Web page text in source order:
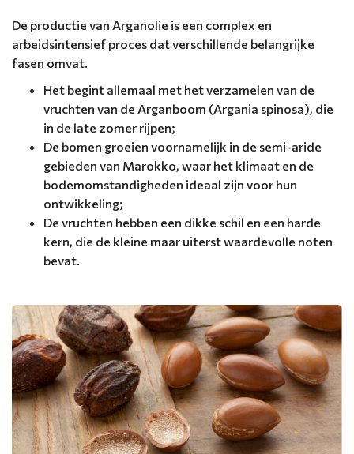
De productie van Arganolie is een complex en
arbeidsintensief proces dat verschillende belangrijke
fasen omvat.
Het begint allemaal met het verzamelen van de
vruchten van de Arganboom (Argania spinosa), die
in de late zomer rijpen;
De bomen groeien voornamelijk in de semi-aride
gebieden van Marokko, waar het klimaat en de
bodemomstandigheden ideaal zijn voor hun
ontwikkeling;
De vruchten hebben een dikke schil en een harde
kern, die de kleine maar uiterst waardevolle noten
bevat.